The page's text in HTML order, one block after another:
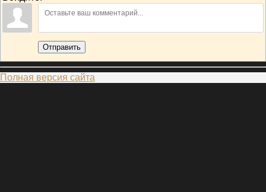
Отправить
Полная версия сайта